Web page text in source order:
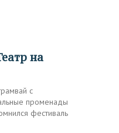
с
променады
фестиваль